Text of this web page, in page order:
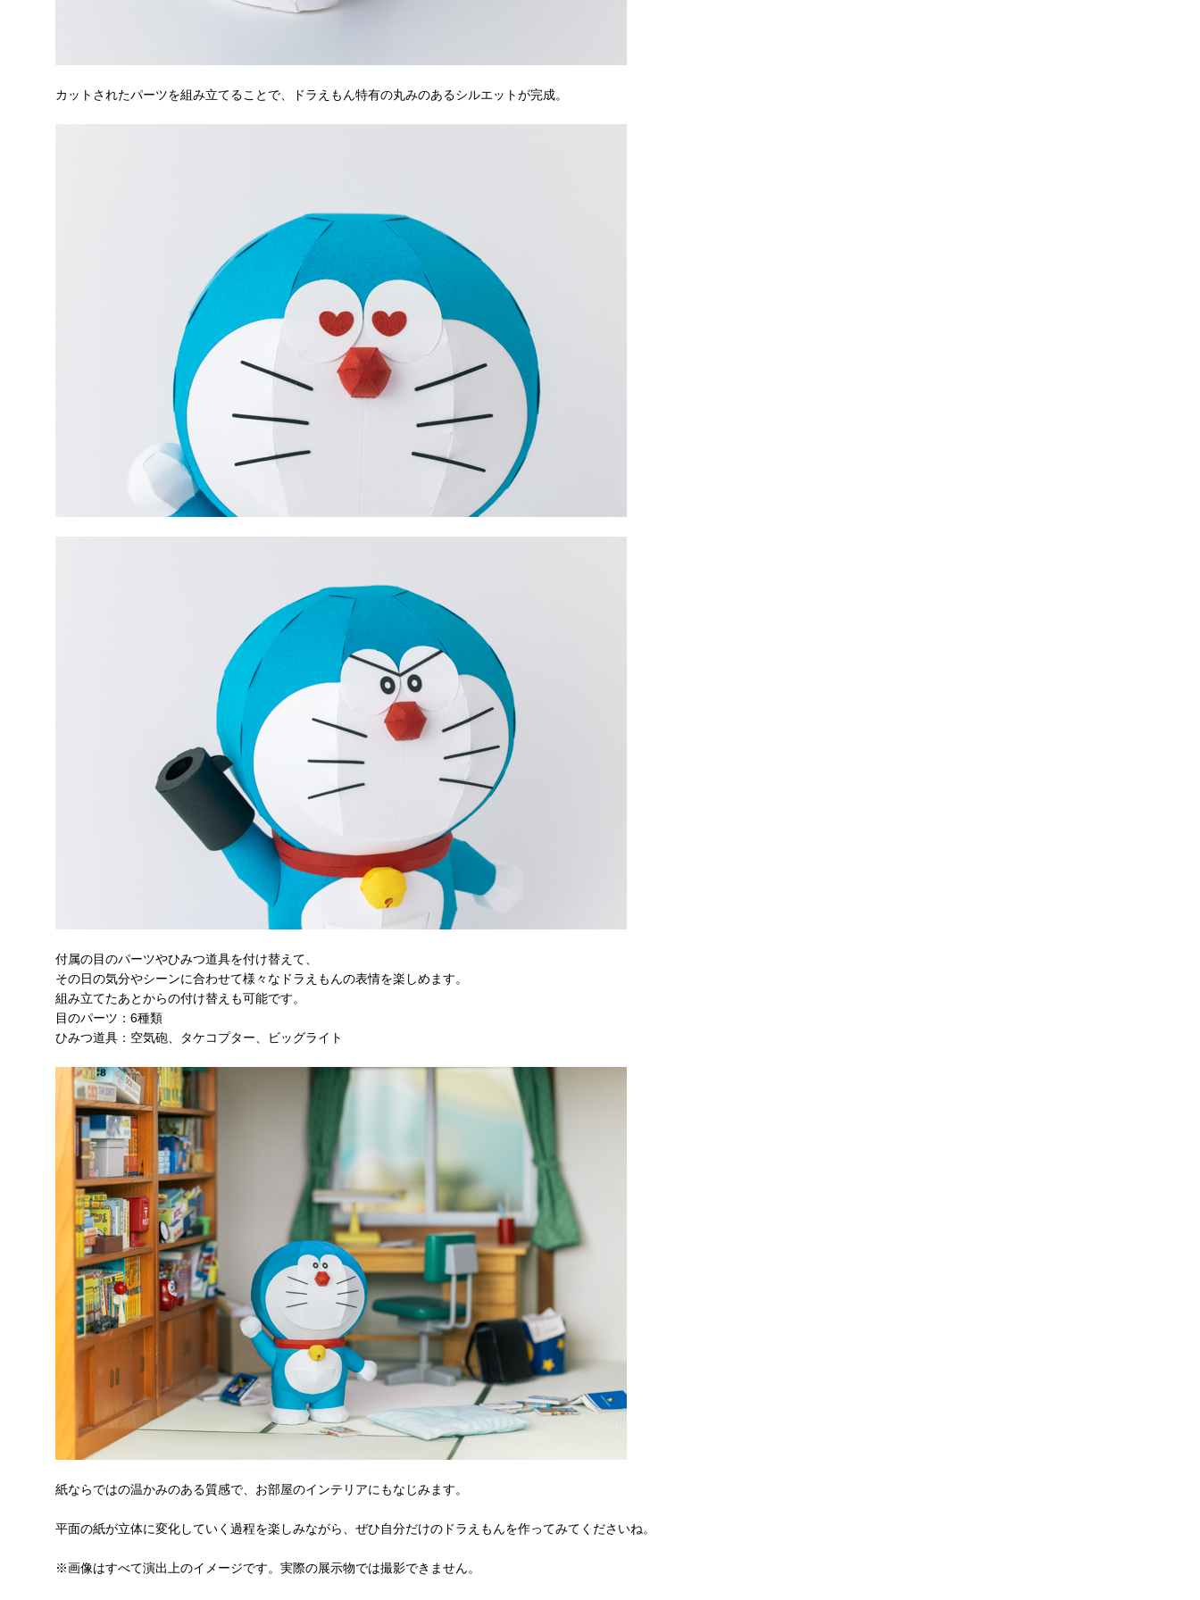
カットされたパーツを組み立てることで、ドラえもん特有の丸みのあるシルエットが完成。
付属の目のパーツやひみつ道具を付け替えて、
その日の気分やシーンに合わせて様々なドラえもんの表情を楽しめます。
組み立てたあとからの付け替えも可能です。
目のパーツ：6種類
ひみつ道具：空気砲、タケコプター、ビッグライト
紙ならではの温かみのある質感で、お部屋のインテリアにもなじみます。
平面の紙が立体に変化していく過程を楽しみながら、ぜひ自分だけのドラえもんを作ってみてくださいね。
※画像はすべて演出上のイメージです。実際の展示物では撮影できません。